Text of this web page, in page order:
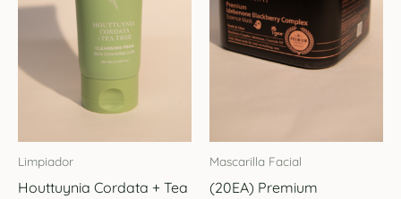
Limpiador
Houttuynia Cordata + Tea
Mascarilla Facial
(20EA) Premium